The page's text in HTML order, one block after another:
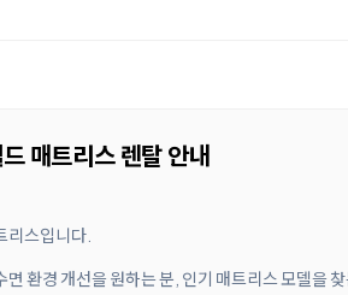
매트리스 렌탈 안내
리스입니다.
환경 개선을 원하는 분, 인기 매트리스 모델을